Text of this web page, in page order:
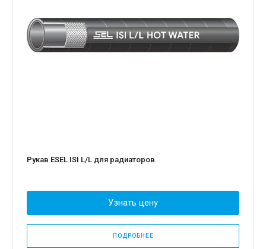
Рукав ESEL ISI L/L для радиаторов
Узнать цену
ПОДРОБНЕЕ